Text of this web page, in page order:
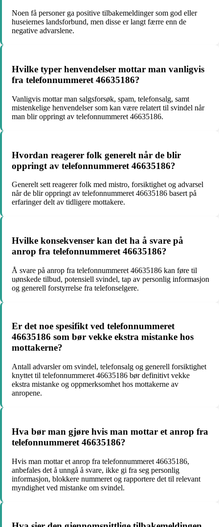
Noen få personer ga positive tilbakemeldinger som god eller
huseiernes landsforbund, men disse er langt færre enn de
negative advarslene.
Hvilke typer henvendelser mottar man vanligvis
fra telefonnummeret 46635186?
Vanligvis mottar man salgsforsøk, spam, telefonsalg, samt
mistenkelige henvendelser som kan være relatert til svindel når
man blir oppringt av telefonnummeret 46635186.
Hvordan reagerer folk generelt når de blir
oppringt av telefonnummeret 46635186?
Generelt sett reagerer folk med mistro, forsiktighet og advarsel
når de blir oppringt av telefonnummeret 46635186 basert på
erfaringer delt av tidligere mottakere.
Hvilke konsekvenser kan det ha å svare på
anrop fra telefonnummeret 46635186?
Å svare på anrop fra telefonnummeret 46635186 kan føre til
uønskede tilbud, potensiell svindel, tap av personlig informasjon
og generell forstyrrelse fra telefonselgere.
Er det noe spesifikt ved telefonnummeret
46635186 som bør vekke ekstra mistanke hos
mottakerne?
Antall advarsler om svindel, telefonsalg og generell forsiktighet
knyttet til telefonnummeret 46635186 bør definitivt vekke
ekstra mistanke og oppmerksomhet hos mottakerne av
anropene.
Hva bør man gjøre hvis man mottar et anrop fra
telefonnummeret 46635186?
Hvis man mottar et anrop fra telefonnummeret 46635186,
anbefales det å unngå å svare, ikke gi fra seg personlig
informasjon, blokkere nummeret og rapportere det til relevant
myndighet ved mistanke om svindel.